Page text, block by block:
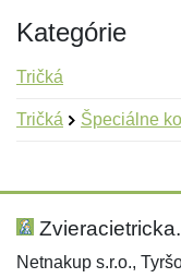
Kategórie
Tričká
Tričká Špeciálne
Hodnotenie:
Meno:
Netnakup s.r.o.,